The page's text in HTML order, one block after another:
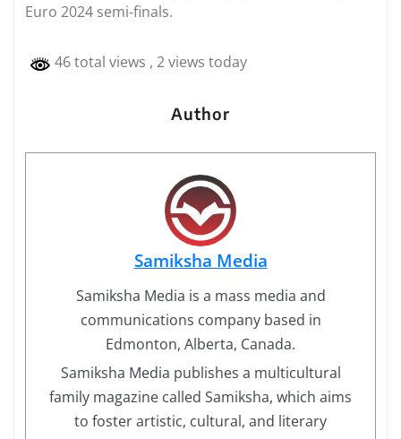
Euro 2024 semi‑finals.
46 total views , 2 views today
Author
Samiksha Media
Samiksha Media is a mass media and
communications company based in
Edmonton, Alberta, Canada.
Samiksha Media publishes a multicultural
family magazine called Samiksha, which aims
to foster artistic, cultural, and literary